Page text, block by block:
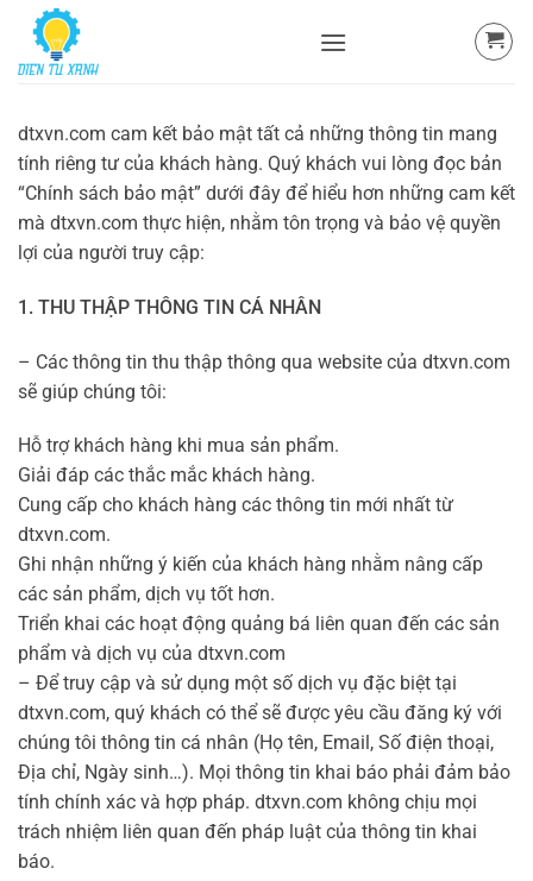
content
dtxvn.com cam kết bảo mật tất cả những thông tin mang
tính riêng tư của khách hàng. Quý khách vui lòng đọc bản
“Chính sách bảo mật” dưới đây để hiểu hơn những cam kết
mà dtxvn.com thực hiện, nhằm tôn trọng và bảo vệ quyền
lợi của người truy cập:
1. THU THẬP THÔNG TIN CÁ NHÂN
– Các thông tin thu thập thông qua website của dtxvn.com
sẽ giúp chúng tôi:
Hỗ trợ khách hàng khi mua sản phẩm.
Giải đáp các thắc mắc khách hàng.
Cung cấp cho khách hàng các thông tin mới nhất từ
dtxvn.com.
Ghi nhận những ý kiến của khách hàng nhằm nâng cấp
các sản phẩm, dịch vụ tốt hơn.
Triển khai các hoạt động quảng bá liên quan đến các sản
phẩm và dịch vụ của dtxvn.com
– Để truy cập và sử dụng một số dịch vụ đặc biệt tại
dtxvn.com, quý khách có thể sẽ được yêu cầu đăng ký với
chúng tôi thông tin cá nhân (Họ tên, Email, Số điện thoại,
Địa chỉ, Ngày sinh…). Mọi thông tin khai báo phải đảm bảo
tính chính xác và hợp pháp. dtxvn.com không chịu mọi
trách nhiệm liên quan đến pháp luật của thông tin khai
báo.